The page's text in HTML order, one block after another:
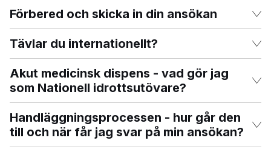
Förbered och skicka in din ansökan
Tävlar du internationellt?
Akut medicinsk dispens - vad gör jag
som Nationell idrottsutövare?
Handläggningsprocessen - hur går den
till och när får jag svar på min ansökan?